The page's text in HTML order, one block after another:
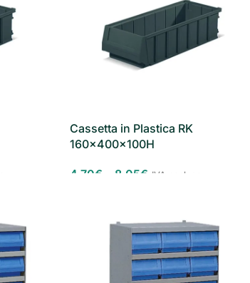
Cassetta in Plastica RK
160x400x100H
4,70€ 8,05€ IVA esclusa